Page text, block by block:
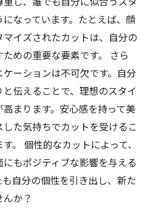
なっています。たとえば、顔
イズされたカットは、自分の
めの重要な要素です。 さら
ーションは不可欠です。自分
伝えることで、理想のスタイ
まります。安心感を持って美
た気持ちでカットを受けるこ
。 個性的なカットによって、
もポジティブな影響を与える
自分の個性を引き出し、新た
か？